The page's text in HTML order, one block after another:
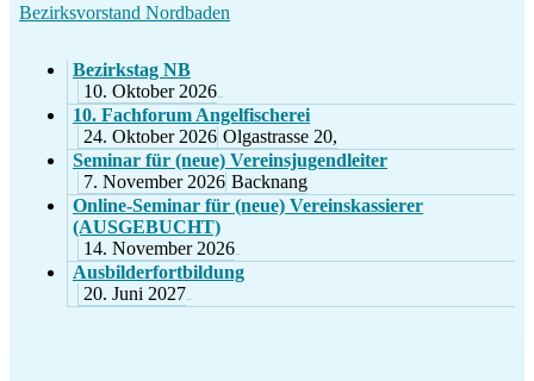
Bezirksvorstand Nordbaden
Bezirkstag NB
10. Oktober 2026
10. Fachforum Angelfischerei
24. Oktober 2026 Olgastrasse 20,
Seminar für (neue) Vereinsjugendleiter
7. November 2026 Backnang
Online-Seminar für (neue) Vereinskassierer
(AUSGEBUCHT)
14. November 2026
Ausbilderfortbildung
20. Juni 2027